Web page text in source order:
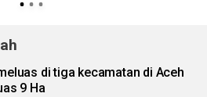
di tiga kecamatan di Aceh
9 Ha